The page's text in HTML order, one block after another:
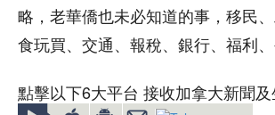
略，老華僑也未必知道的事，移民、
食玩買、交通、報稅、銀行、福利、
點擊以下6大平台 接收加拿大新聞